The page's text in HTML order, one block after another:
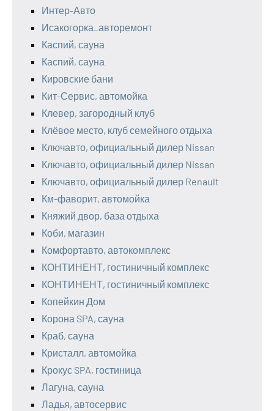
Интер-Авто
Исакогорка_авторемонт
Каспий, сауна
Каспий, сауна
Кировские бани
Кит-Сервис, автомойка
Клевер, загородный клуб
Клёвое место, клуб семейного отдыха
Ключавто, официальный дилер Nissan
Ключавто, официальный дилер Nissan
Ключавто, официальный дилер Renault
Км-фаворит, автомойка
Княжий двор, база отдыха
Коби, магазин
Комфортавто, автокомплекс
КОНТИНЕНТ, гостиничный комплекс
КОНТИНЕНТ, гостиничный комплекс
Копейкин Дом
Корона SPA, сауна
Краб, сауна
Кристалл, автомойка
Крокус SPA, гостиница
Лагуна, сауна
Ладья, автосервис